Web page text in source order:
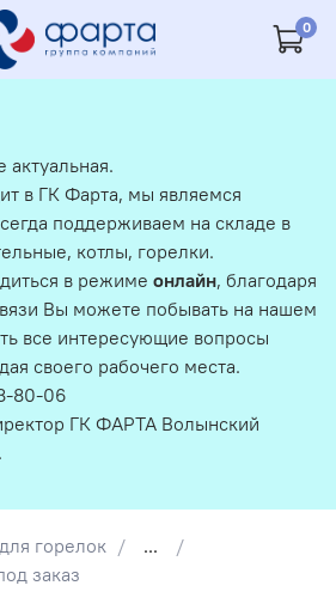
0
горелок
...
заказ
актуальная.
в ГК Фарта, мы являемся
поддерживаем на складе в
котлы, горелки.
в режиме онлайн, благодаря
Вы можете побывать на нашем
все интересующие вопросы
своего рабочего места.
80-06
ГК ФАРТА Волынский